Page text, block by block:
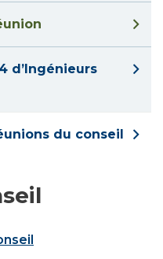
d’Ingénieurs
du conseil